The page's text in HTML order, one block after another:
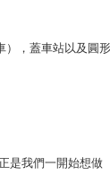
），蓋車站以及圓形
是我們一開始想做